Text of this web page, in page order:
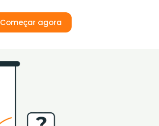
Começar agora